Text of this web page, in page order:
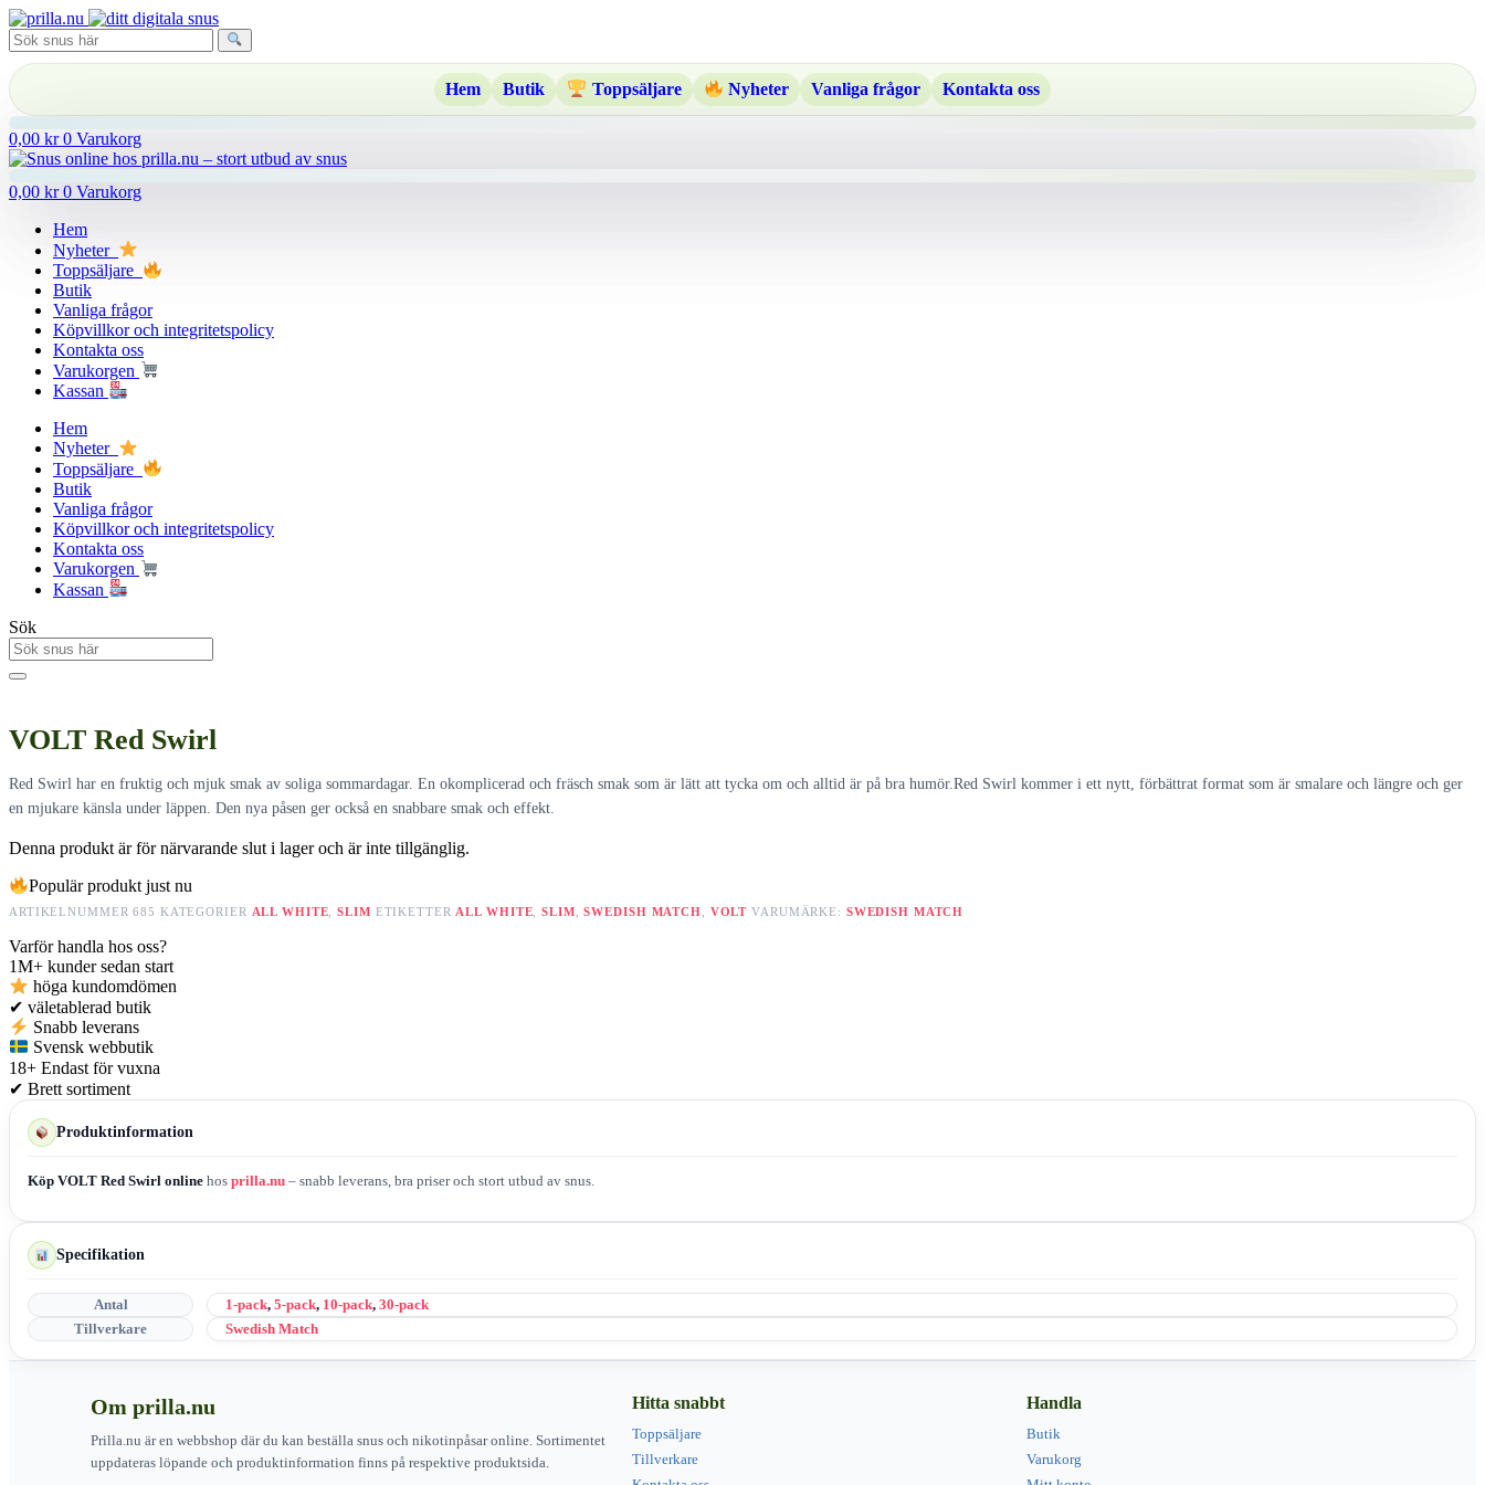
Hoppa
till
innehåll
Hem
Butik Toppsäljare Nyheter Vanliga frågor Kontakta oss
0,00 kr 0 Varukorg
0,00 kr 0 Varukorg
Hem
Nyheter
Toppsäljare
Butik
Vanliga frågor
Köpvillkor och integritetspolicy
Kontakta oss
Varukorgen
Kassan
Hem
Nyheter
Toppsäljare
Butik
Vanliga frågor
Köpvillkor och integritetspolicy
Kontakta oss
Varukorgen
Kassan
Sök
VOLT Red Swirl
Red Swirl har en fruktig och mjuk smak av soliga sommardagar. En okomplicerad och fräsch smak som är lätt att tycka om och alltid är på bra humör.Red Swirl kommer i ett nytt, förbättrat format som är smalare och längre och ger
en mjukare känsla under läppen. Den nya påsen ger också en snabbare smak och effekt.
Denna produkt är för närvarande slut i lager och är inte tillgänglig.
Populär produkt just nu
ARTIKELNUMMER685 KATEGORIER ALL WHITE ,SLIM ETIKETTER ALL WHITE ,SLIM ,SWEDISH MATCH VOLT VARUMÄRKE: SWEDISH MATCH
Varför handla hos oss?
1M+ kunder sedan start
höga kundomdömen
✔ väletablerad butik
Snabb leverans
Svensk webbutik
18+ Endast för vuxna
✔ Brett sortiment
Produktinformation
Köp VOLT Red Swirl online hos prilla.nu – snabb leverans, bra priser och stort utbud av snus.
Specifikation
Antal 1-pack, 5-pack, 10-pack, 30-pack
Tillverkare
Swedish Match
Om prilla.nu
Prilla.nu är en webbshop där du kan beställa snus och nikotinpåsar online. Sortimentet
uppdateras löpande och produktinformation finns på respektive produktsida.
Hitta snabbt
Toppsäljare
Tillverkare
Handla
Butik
Varukorg